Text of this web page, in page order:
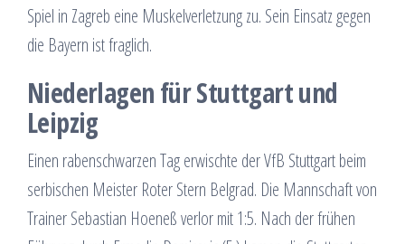
Spiel in Zagreb eine Muskelverletzung zu. Sein Einsatz gegen
die Bayern ist fraglich.
Niederlagen für Stuttgart und
Leipzig
Einen rabenschwarzen Tag erwischte der VfB Stuttgart beim
serbischen Meister Roter Stern Belgrad. Die Mannschaft von
Trainer Sebastian Hoeneß verlor mit 1:5. Nach der frühen